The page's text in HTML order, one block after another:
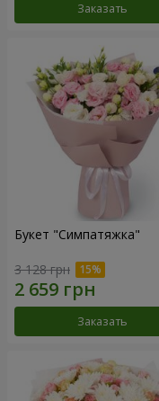
Заказать
Букет "Симпатяжка"
3 128 грн
Заказать